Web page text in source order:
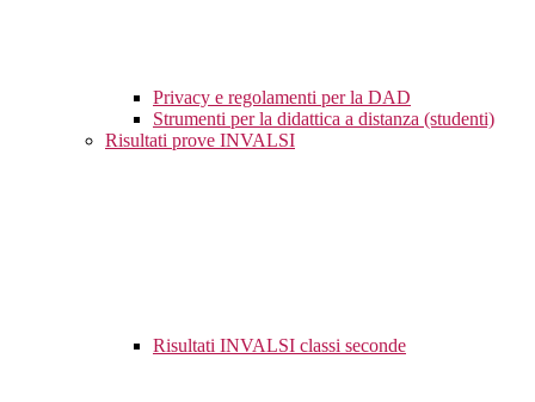
Privacy e regolamenti per la DAD
Strumenti per la didattica a distanza (studenti)
Risultati prove INVALSI
Risultati INVALSI classi seconde